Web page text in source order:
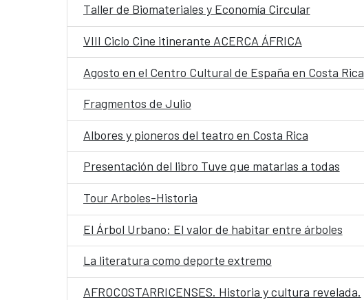
Taller de Biomateriales y Economía Circular
VIII Ciclo Cine itinerante ACERCA ÁFRICA
Agosto en el Centro Cultural de España en Costa Rica
Fragmentos de Julio
Albores y pioneros del teatro en Costa Rica
Presentación del libro Tuve que matarlas a todas
Tour Arboles-Historia
El Árbol Urbano: El valor de habitar entre árboles
La literatura como deporte extremo
AFROCOSTARRICENSES. Historia y cultura revelada.